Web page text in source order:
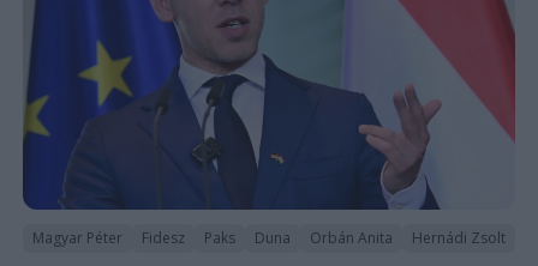
Magyar Péter Fidesz Paks Duna Orbán Anita Hernádi Zsolt